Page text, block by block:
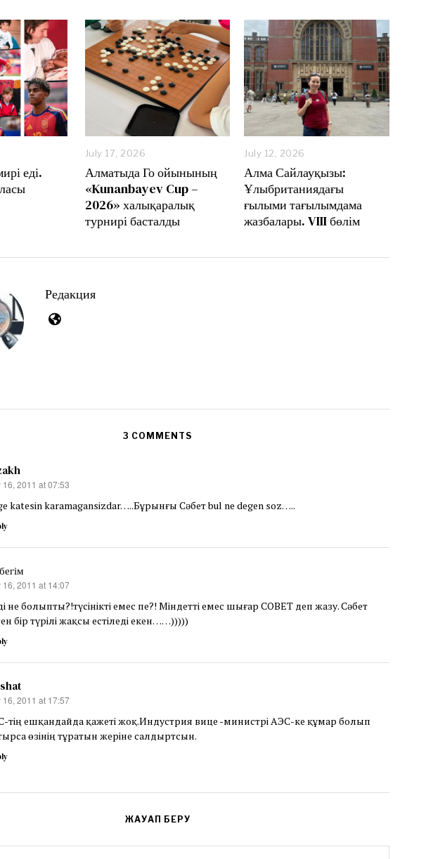
еді.
July 17, 2026
l
y
1
,
Алматыда Го ойынының
«Kunanbayev Cup –
2026» халықаралық
турнирі басталды
July 12, 2026
l
y
1
2
Алма Сайлауқызы:
Ұлыбританиядағы
ғылыми тағылымдама
жазбалары. VIII бөлім
Редакция
3 COMMENTS
16, 2011 at 07:53
katesin karamagansizdar…..Бұрынғы Сәбет bul ne degen soz…..
16, 2011 at 14:07
не болыпты?!түсінікті емес пе?! Міндетті емес шығар СОВЕТ деп жазу. Сәбет
бір түрілі жақсы естіледі екен……)))))
16, 2011 at 17:57
тің ешқандайда қажеті жоқ.Индустрия вице -министрі АЭС-ке құмар болып
өзінің тұратын жеріне салдыртсын.
ЖАУАП БЕРУ